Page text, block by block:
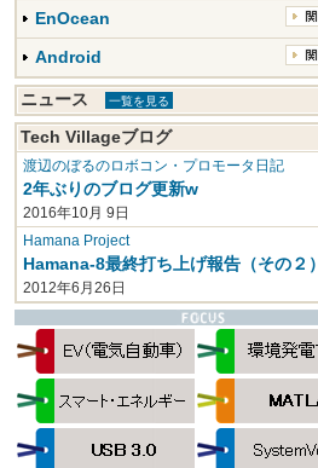
EnOcean
Android
ニュース 一覧を見る
Tech Villageブログ
渡辺のぼるのロボコン・プロモータ日記
2年ぶりのブログ更新w
2016年10月 9日
Hamana Project
Hamana-8最終打ち上げ報告（その２）
2012年6月26日